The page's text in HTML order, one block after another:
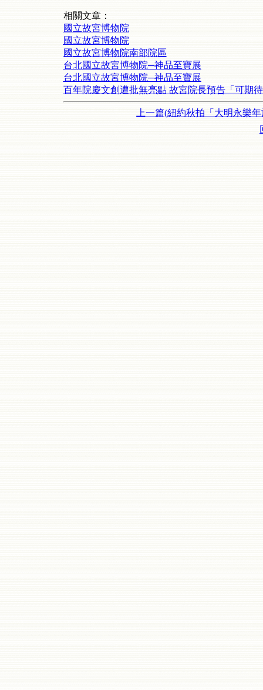
相關文章：
國立故宮博物院
國立故宮博物院
國立故宮博物院南部院區
台北國立故宮博物院─神品至寶展
台北國立故宮博物院─神品至寶展
百年院慶文創遭批無亮點 故宮院長預告「可期
上一篇(紐約秋拍「大明永樂